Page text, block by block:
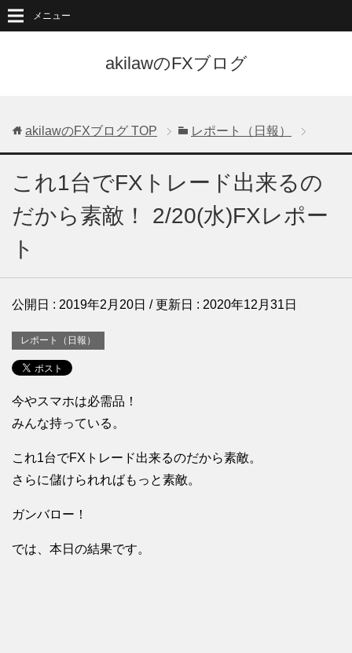
akilawのFXブログ
メニュー
akilawのFXブログ TOP レポート（日報）
これ1台でFXトレード出来るの
だから素敵！ 2/20(水)FXレポー
ト
公開日 : 2019年2月20日 / 更新日 : 2020年12月31日
レポート（日報）
今やスマホは必需品！
みんな持っている。
これ1台でFXトレード出来るのだから素敵。
さらに儲けられればもっと素敵。
ガンバロー！
では、本日の結果です。